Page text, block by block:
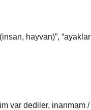
hayvan)”, “ayaklar
var dediler, inanmam /